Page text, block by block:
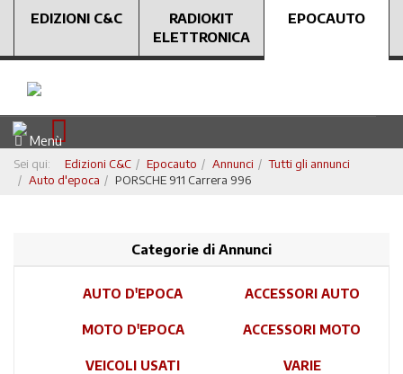
EDIZIONI C&C
RADIOKIT
ELETTRONICA
EPOCAUTO
Menù
Sei qui: Edizioni C&C Epocauto Annunci
Tutti gli annunci
Auto d'epoca
PORSCHE 911 Carrera 996
Categorie di Annunci
AUTO D'EPOCA ACCESSORI AUTO
MOTO D'EPOCA ACCESSORI MOTO
VEICOLI USATI VARIE